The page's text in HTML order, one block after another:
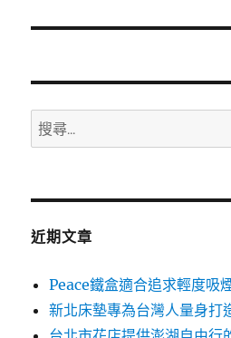
文
搜
尋
鍵
近期文章
Peace鐵盒適合追求輕度吸
新北床墊專為台灣人量身打